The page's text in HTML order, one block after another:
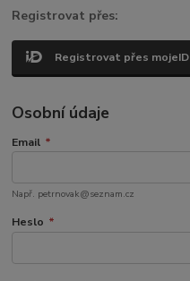
Registrovat přes:
Registrovat přes mojeID
Osobní údaje
Email *
Např. petrnovak@seznam.cz
Heslo *